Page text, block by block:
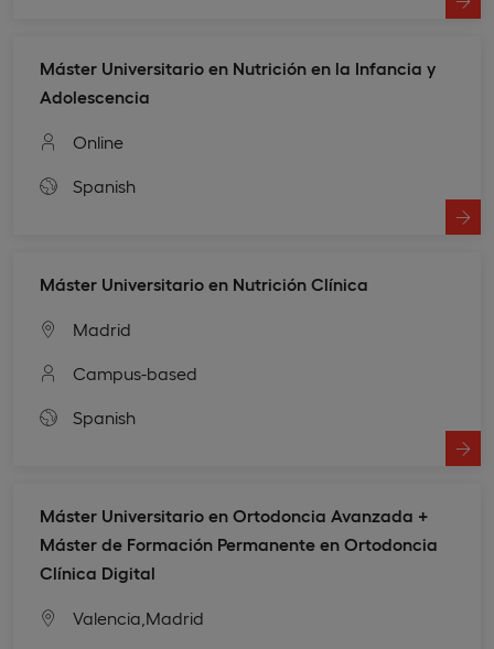
Máster Universitario en Nutrición en la Infancia y
Adolescencia
Online
Spanish
Máster Universitario en Nutrición Clínica
Madrid
Campus-based
Spanish
Máster Universitario en Ortodoncia Avanzada +
Máster de Formación Permanente en Ortodoncia
Clínica Digital
Valencia, Madrid